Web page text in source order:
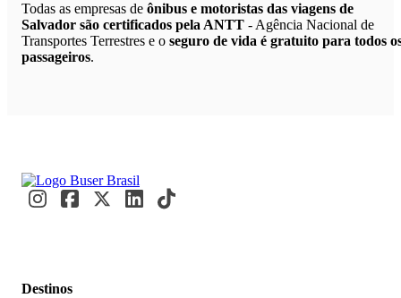
Todas as empresas de ônibus e motoristas das viagens de
Salvador são certificados pela ANTT - Agência Nacional de
Transportes Terrestres e o seguro de vida é gratuito para todos
passageiros.
Destinos